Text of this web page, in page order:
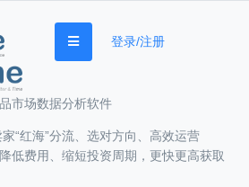
登录/注册
市场数据分析软件
“红海”分流、选对方向、高效运营
低费用、缩短投资周期，更快更高获取